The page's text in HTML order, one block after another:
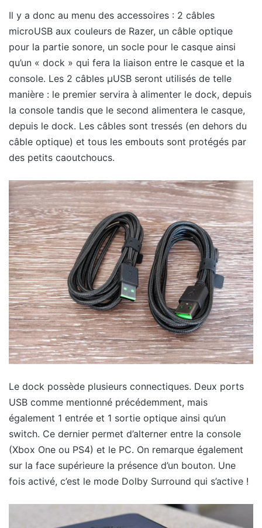
Il y a donc au menu des accessoires : 2 câbles
microUSB aux couleurs de Razer, un câble optique
pour la partie sonore, un socle pour le casque ainsi
qu’un « dock » qui fera la liaison entre le casque et la
console. Les 2 câbles µUSB seront utilisés de telle
manière : le premier servira à alimenter le dock, depuis
la console tandis que le second alimentera le casque,
depuis le dock. Les câbles sont tressés (en dehors du
câble optique) et tous les embouts sont protégés par
des petits caoutchoucs.
Le dock possède plusieurs connectiques. Deux ports
USB comme mentionné précédemment, mais
également 1 entrée et 1 sortie optique ainsi qu’un
switch. Ce dernier permet d’alterner entre la console
(Xbox One ou PS4) et le PC. On remarque également
sur la face supérieure la présence d’un bouton. Une
fois activé, c’est le mode Dolby Surround qui s’active !